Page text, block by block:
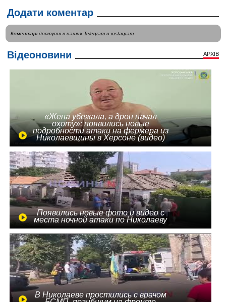
Додати коментар
Коментарі доступні в наших Telegramи instagram.
Відеоновини АРХІВ
«Жена убежала, а дрон начал
охоту»: появились новые
подробности атаки на фермера из
Николаевщины в Херсоне (видео)
Появились новые фото и видео с
места ночной атаки по Николаеву
В Николаеве простились с врачом